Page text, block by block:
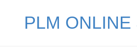
PLM ONLINE